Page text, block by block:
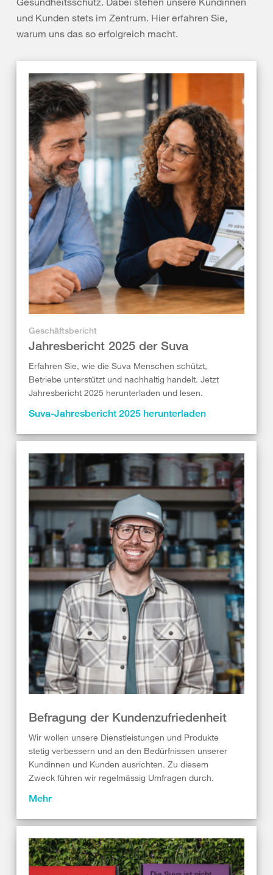
und Kunden stets im Zentrum. Hier erfahren Sie,
warum uns das so erfolgreich macht.
Geschäftsbericht
Jahresbericht 2025 der Suva
Erfahren Sie, wie die Suva Menschen schützt,
Betriebe unterstützt und nachhaltig handelt. Jetzt
Jahresbericht 2025 herunterladen und lesen.
Suva-Jahresbericht 2025 herunterladen
Befragung der Kundenzufriedenheit
Wir wollen unsere Dienstleistungen und Produkte
stetig verbessern und an den Bedürfnissen unserer
Kundinnen und Kunden ausrichten. Zu diesem
Zweck führen wir regelmässig Umfragen durch.
Mehr